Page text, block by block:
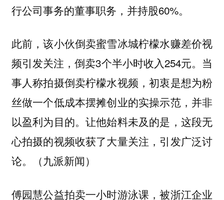
行公司事务的董事职务，并持股60%。
此前，该小伙倒卖蜜雪冰城柠檬水赚差价视
频引发关注，倒卖3个半小时收入254元。当
事人称拍摄倒卖柠檬水视频，初衷是想为粉
丝做一个低成本摆摊创业的实操示范，并非
以盈利为目的。让他始料未及的是，这段无
心拍摄的视频收获了大量关注，引发广泛讨
论。（九派新闻）
傅园慧公益拍卖一小时游泳课，被浙江企业